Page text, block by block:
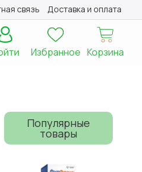
связь Доставка и оплата
Корзина
Избранное
Популярные
товары